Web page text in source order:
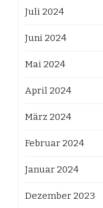
Juli 2024
Juni 2024
Mai 2024
April 2024
März 2024
Februar 2024
Januar 2024
Dezember 2023